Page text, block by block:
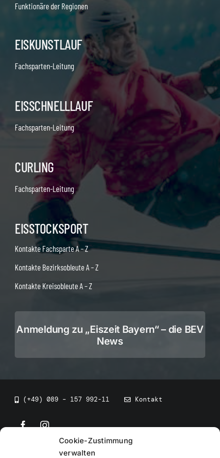
Cookie-Zustimmung
verwalten
Funktionäre der Regionen
EISKUNSTLAUF
Fachsparten-Leitung
EISSCHNELLLAUF
Fachsparten-Leitung
CURLING
Fachsparten-Leitung
EISSTOCKSPORT
Kontakte Fachsparte A – Z
Kontakte Bezirksobleute A – Z
Kontakte Kreisobleute A – Z
Anmeldung zu „Eiszeit Bayern“ – die BEV
News
(+49) 089 – 157 992-11 Kontakt
• BEV Bayerischer Eissportverband